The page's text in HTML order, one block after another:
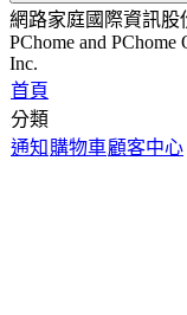
網路家庭國際資訊股
PChome and PChome
Inc.
首頁
分類
通知 購物車顧客中心